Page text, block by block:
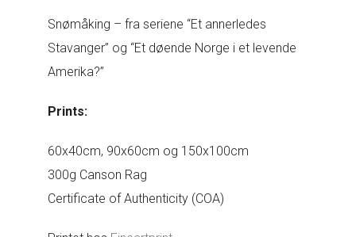
Snømåking – fra seriene “Et annerledes
Stavanger” og “Et døende Norge i et levende
Amerika?”
Prints:
60x40cm, 90x60cm og 150x100cm
300g Canson Rag
Certificate of Authenticity (COA)